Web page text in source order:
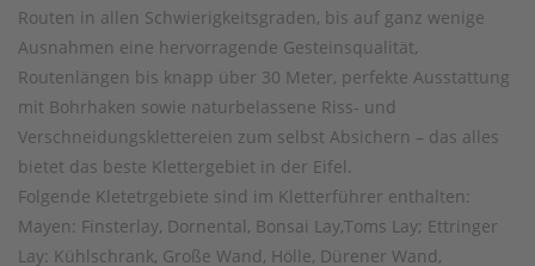
Routen in allen Schwierigkeitsgraden, bis auf ganz wenige
Ausnahmen eine hervorragende Gesteinsqualität,
Routenlängen bis knapp über 30 Meter, perfekte Ausstattung
mit Bohrhaken sowie naturbelassene Riss- und
Verschneidungsklettereien zum selbst Absichern – das alles
bietet das beste Klettergebiet in der Eifel.
Folgende Kletetrgebiete sind im Kletterführer enthalten:
Mayen: Finsterlay, Dornental, Bonsai Lay,Toms Lay; Ettringer
Lay: Kühlschrank, Große Wand, Hölle, Dürener Wand,